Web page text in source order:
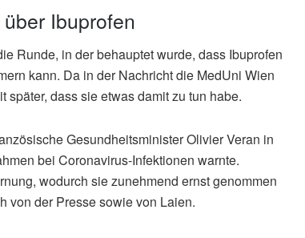
Ibuprofen
Runde, in der behauptet wurde, dass Ibuprofen
kann. Da in der Nachricht die MedUni Wien
dass sie etwas damit zu tun habe.
Gesundheitsminister Olivier Veran in
bei Coronavirus-Infektionen warnte.
wodurch sie zunehmend ernst genommen
von der Presse sowie von Laien.